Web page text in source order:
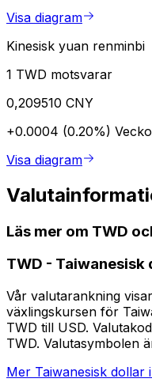
Visa diagram
Kinesisk yuan renminbi
1 TWD motsvarar
0,209510 CNY
+0.0004 (0.20%)
Visa diagram
Läs mer om TWD
TWD - Taiwanesisk
Vår valutarankning
växlingskursen för
TWD till USD.
TWD. Valutasymbolen
Mer Taiwanesisk dollar